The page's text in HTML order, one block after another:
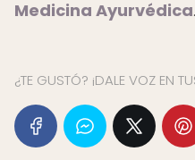
Medicina Ayurvédica.
¿TE GUSTÓ? ¡DALE VOZ EN